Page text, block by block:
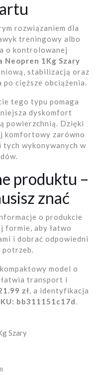
rozwiązaniem dla
treningowy albo
o kontrolowanej
Neopren 1Kg Szary
stabilizacją oraz
cięższe obciążenia.
tego typu pomaga
dyskomfort
powierzchnią. Dzięki
komfortowy zarówno
tych wykonywanych w
produktu –
znać
o produkcie
formie, aby łatwo
i dobrać odpowiedni
potrzeb.
model o
transport i
zł, a identyfikacja
bb311151c17d.
Szary